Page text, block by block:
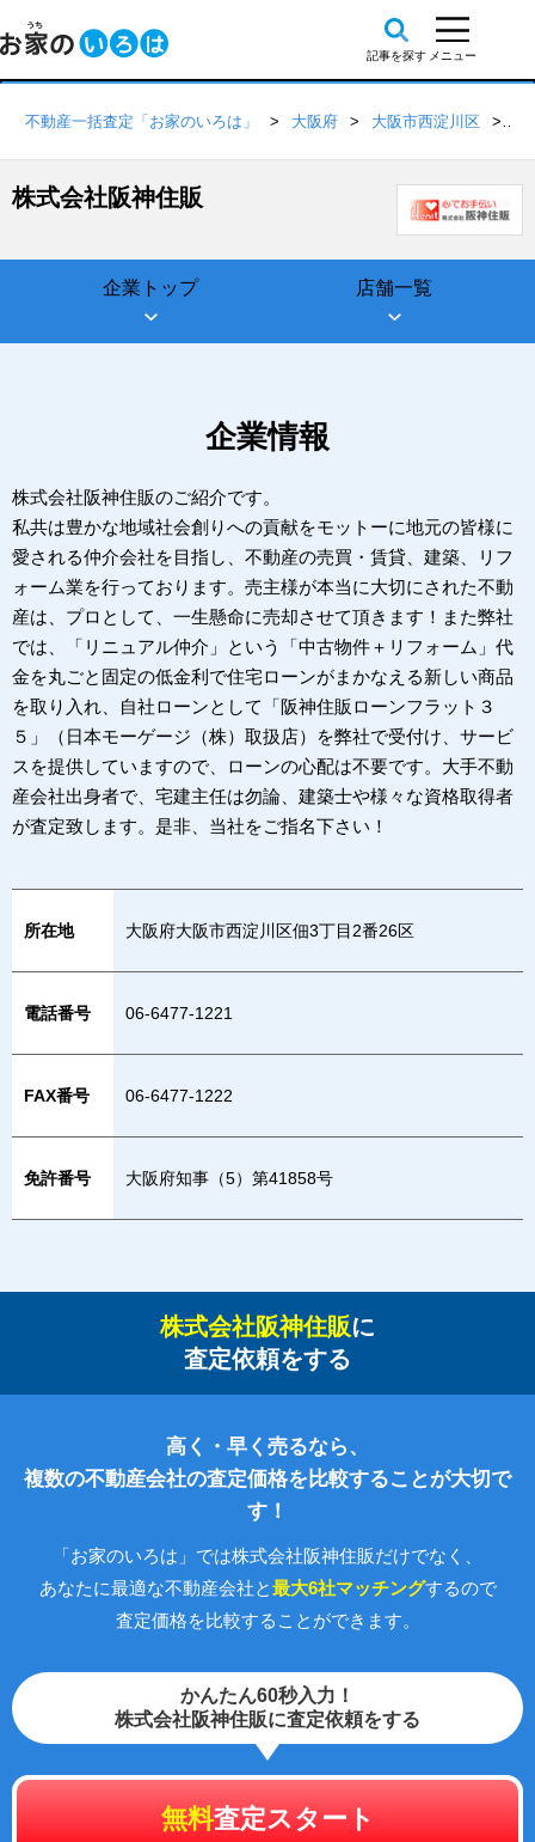
不動産一括査定「お家のいろは」 大阪府 大阪市西淀川区
株式会社阪神住販
企業トップ 店舗一覧
企業情報
株式会社阪神住販のご紹介です。
私共は豊かな地域社会創りへの貢献をモットーに地元の皆様に
愛される仲介会社を目指し、不動産の売買・賃貸、建築、リフ
ォーム業を行っております。売主様が本当に大切にされた不動
産は、プロとして、一生懸命に売却させて頂きます！また弊社
では、「リニュアル仲介」という「中古物件＋リフォーム」代
金を丸ごと固定の低金利で住宅ローンがまかなえる新しい商品
を取り入れ、自社ローンとして「阪神住販ローンフラット３
５」（日本モーゲージ（株）取扱店）を弊社で受付け、サービ
スを提供していますので、ローンの心配は不要です。大手不動
産会社出身者で、宅建主任は勿論、建築士や様々な資格取得者
が査定致します。是非、当社をご指名下さい！
所在地 大阪府大阪市西淀川区佃3丁目2番26区
電話番号 06-6477-1221
FAX番号 06-6477-1222
免許番号 大阪府知事（5）第41858号
株式会社阪神住販に
査定依頼をする
高く・早く売るなら、
複数の不動産会社の査定価格を比較することが大切で
す！
「お家のいろは」では株式会社阪神住販だけでなく、
あなたに最適な不動産会社と最大6社マッチングするので
査定価格を比較することができます。
かんたん60秒入力！
株式会社阪神住販に査定依頼をする
無料査定スタート